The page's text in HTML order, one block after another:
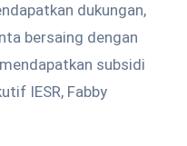
dukungan,
bersaing dengan
subsidi
IESR, Fabby